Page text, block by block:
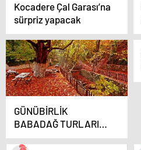
Kocadere Çal Garası’na
sürpriz yapacak
GÜNÜBİRLİK
BABADAĞ TURLARI
BAŞLADI